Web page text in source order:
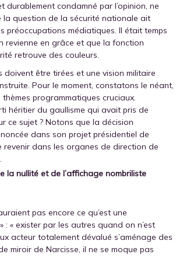
durablement condamné par l’opinion, ne
la question de la sécurité nationale ait
préoccupations médiatiques. Il était temps
revienne en grâce et que la fonction
retrouve des couleurs.
doivent être tirées et une vision militaire
Pour le moment, constatons le néant,
programmatiques cruciaux.
héritier du gaullisme qui avait pris de
ce sujet ? Notons que la décision
dans son projet présidentiel de
revenir dans les organes de direction de
la nullité et de l’affichage nombriliste
pas encore ce qu’est une
: « exister par les autres quand on n’est
acteur totalement dévalué s’aménage des
miroir de Narcisse, il ne se moque pas